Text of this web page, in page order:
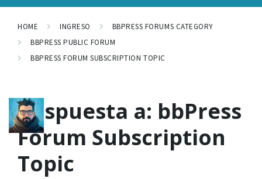
HOME INGRESO
BBPRESS FORUMS CATEGORY
BBPRESS PUBLIC FORUM
BBPRESS FORUM SUBSCRIPTION TOPIC
Respuesta a: bbPress
Forum Subscription
Topic